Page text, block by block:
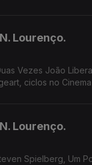
Lourenço.
Vezes João
ciclos no
Lourenço.
Spielberg, Um